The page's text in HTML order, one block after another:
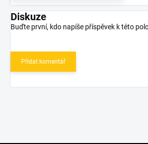
Diskuze
Buďte první, kdo napíše příspěvek k této
Přidat komentář